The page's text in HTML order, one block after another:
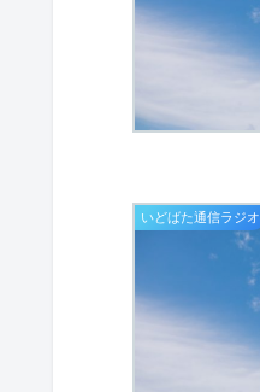
いどばた通信ラジオ